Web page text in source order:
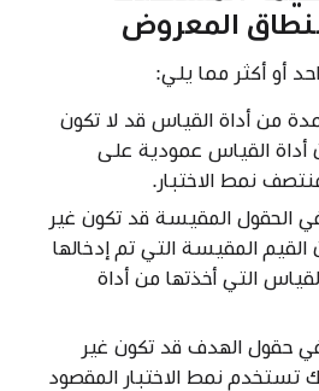
المعروض
أو أكثر مما يلي:
من أداة القياس قد لا تكون
القياس عمودية على
نمط الاختبار.
في الحقول المقيسة قد تكون غير
المقيسة التي تم إدخالها
التي أخذتها من أداة
في حقول الهدف قد تكون غير
تستخدم نمط الاختبار المقصود